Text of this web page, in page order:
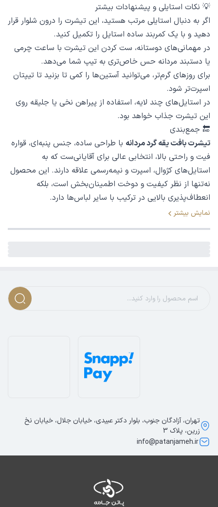
💡 نکات استایلی و پیشنهادات بیشتر
اگر به دنبال استایلی مرتب هستید، این تیشرت را درون شلوار قرار
دهید و با یک کمربند ساده استایل را تکمیل کنید.
در مهمانی‌های دوستانه، ست کردن این تیشرت با ساعت چرمی
یا دستبند مردانه حس خاص‌تری به تیپ شما می‌دهد.
برای روزهای گرم‌تر، می‌توانید آستین‌ها را کمی تا بزنید تا تیپتان
اسپرت‌تر شود.
در استایل‌های چند لایه، استفاده از پیراهن نخی یا جلیقه روی
این تیشرت جذاب خواهد بود.
🔚 جمع‌بندی
تیشرت بافت یقه گرد مردانه با طراحی ساده، جنس پنبه‌ای، قواره
فیت و راحتی بالا، انتخابی عالی برای آقایانی‌ست که به
استایل‌های کژوال، اسپرت و نیمه‌رسمی علاقه دارند. این محصول
نه‌تنها از نظر کیفیت و دوخت اطمینان‌بخش است، بلکه
انعطاف‌پذیری بالایی در ترکیب با سایر لباس‌ها دارد.
نمایش بیشتر
تهران، آزادگان جنوب، بلوار دکتر عبیدی، خیابان جلال، خیابان نخ
زرین، پلاک 3
info@patanjameh.ir